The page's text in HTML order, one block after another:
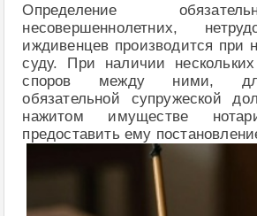
Определение
несовершеннолетних,
иждивенцев производится при
суду. При наличии
споров между ними,
обязательной супружеской
нажитом имуществе
предоставить ему